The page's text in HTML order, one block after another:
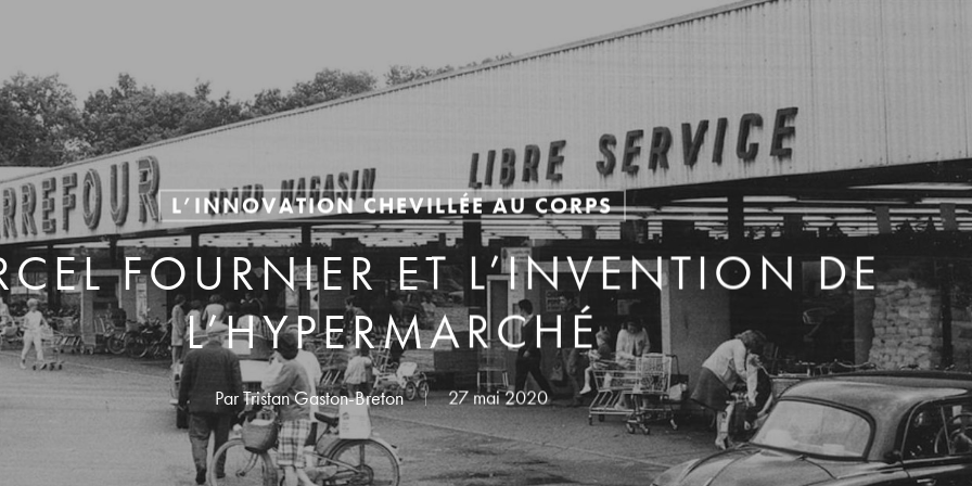
L’INNOVATION CHEVILLÉE AU CORPS
FOURNIER ET L’INVENTION DE
L’HYPERMARCHÉ
ParTristan Gaston-Breton 27 mai 2020